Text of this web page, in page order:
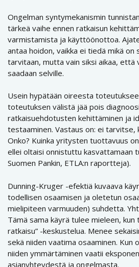
Ongelman syntymekanismin
tärkeä vaihe ennen ratkaisun
varmistamista ja käyttöönottoa.
antaa hoidon, vaikka ei tiedä mikä on
tarvitaan, mutta vain siksi aikaa, että
saadaan selville.
Usein hypätään oireesta
toteutuksen välistä jää pois
ratkaisuehdotusten kehittäminen ja
testaaminen. Vastaus on: ei tarvitse,
Onko? Kuinka yritysten tuottavuus
ellei oltaisi onnistuttu kasvattamaan
Suomen Pankin, ETLA:n raportteja).
Dunning-Kruger -efektiä kuvaava
todellisen osaamisen ja oletetun
mielipiteen varmuuden) suhdetta.
Tämä sama käyrä tulee mieleen, kun
ratkaisu” -keskustelua. Menee
sekä niiden vaatima osaaminen. Kun
niiden ymmärtäminen vaatii
asianyhteydestä ja ongelmasta.